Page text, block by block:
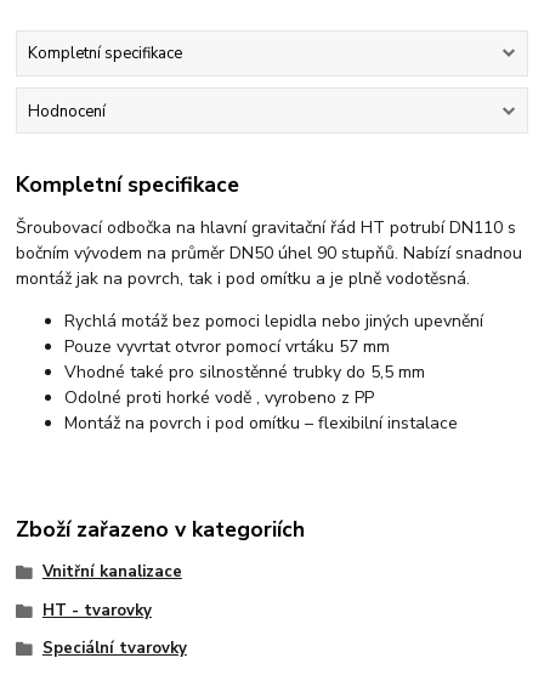
Kompletní specifikace
Hodnocení
Kompletní specifikace
Šroubovací odbočka na hlavní gravitační řád HT potrubí DN110 s
bočním vývodem na průměr DN50 úhel 90 stupňů. Nabízí snadnou
montáž jak na povrch, tak i pod omítku a je plně vodotěsná.
Rychlá motáž bez pomoci lepidla nebo jiných upevnění
Pouze vyvrtat otvror pomocí vrtáku 57 mm
Vhodné také pro silnostěnné trubky do 5,5 mm
Odolné proti horké vodě , vyrobeno z PP
Montáž na povrch i pod omítku – flexibilní instalace
Zboží zařazeno v kategoriích
Vnitřní kanalizace
HT - tvarovky
Speciální tvarovky